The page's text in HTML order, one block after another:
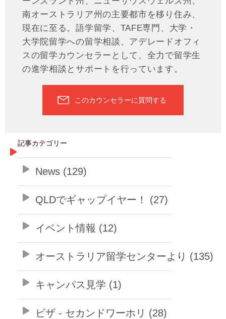
南オーストラリア州の主要都市を移り住み、
現在に至る。語学留学、TAFE専門、大学・
大学院留学への留学相談、アデレードオフィ
スの留学カウンセラーとして、全力で留学生
の進学相談とサポートを行っています。
このカウンセラーに質問する
記事カテゴリー
News (129)
QLDでギャップイヤー！ (27)
イベント情報 (12)
オーストラリア留学センターより (135)
キャンパス見学 (1)
ビザ - セカンドワーホリ (28)